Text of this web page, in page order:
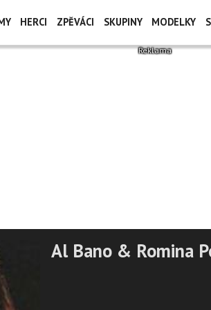
HERCI ZPĚVÁCI SKUPINY MODELKY
Al Bano & Romina